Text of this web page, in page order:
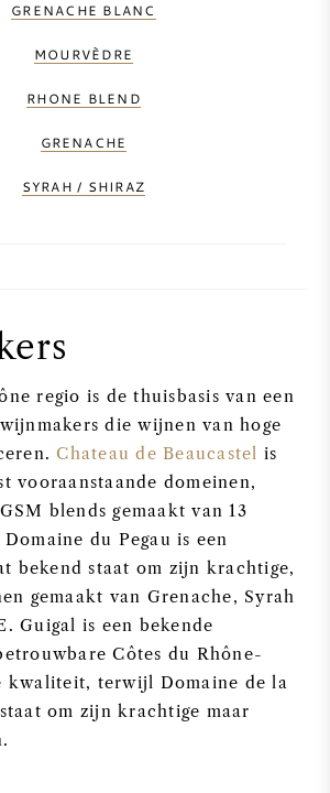
GRENACHE BLANC
MOURVÈDRE
RHONE BLEND
GRENACHE
SYRAH / SHIRAZ
regio is de thuisbasis van een
die wijnen van hoge
Chateau de Beaucastel is
vooraanstaande domeinen,
blends gemaakt van 13
du Pegau is een
bekend staat om zijn krachtige,
gemaakt van Grenache, Syrah
Guigal is een bekende
Côtes du Rhône-
kwaliteit, terwijl Domaine de la
om zijn krachtige maar